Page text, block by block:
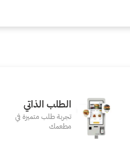
الطلب الذاتي
تجربة طلب متميزة في
مطعمك‎